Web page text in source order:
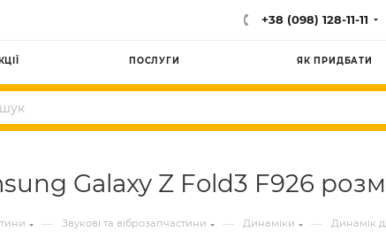
+38 (098) 128-11-11
ПОСЛУГИ ЯК ПРИДБАТИ
Galaxy Z Fold3 F926
— Звукові та віброзапчастини — Динаміки — Динамік